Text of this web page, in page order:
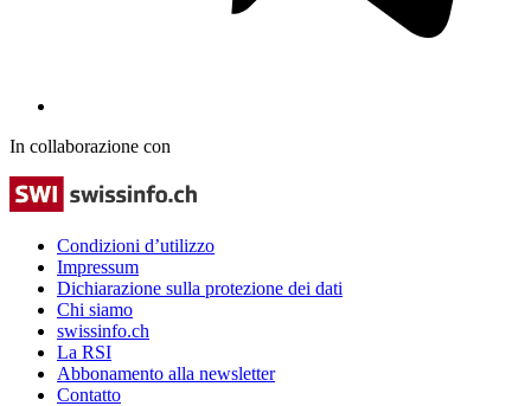
In collaborazione con
Condizioni d’utilizzo
Impressum
Dichiarazione sulla protezione dei dati
Chi siamo
swissinfo.ch
La RSI
Abbonamento alla newsletter
Contatto